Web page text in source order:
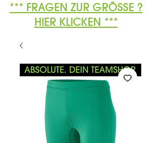
*** FRAGEN ZUR GRÖSSE ?
HIER KLICKEN ***